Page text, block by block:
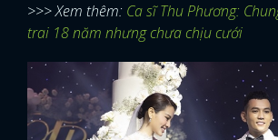
>>> Xem thêm: Ca sĩ Thu Phương:
trai 18 năm nhưng chưa chịu cưới